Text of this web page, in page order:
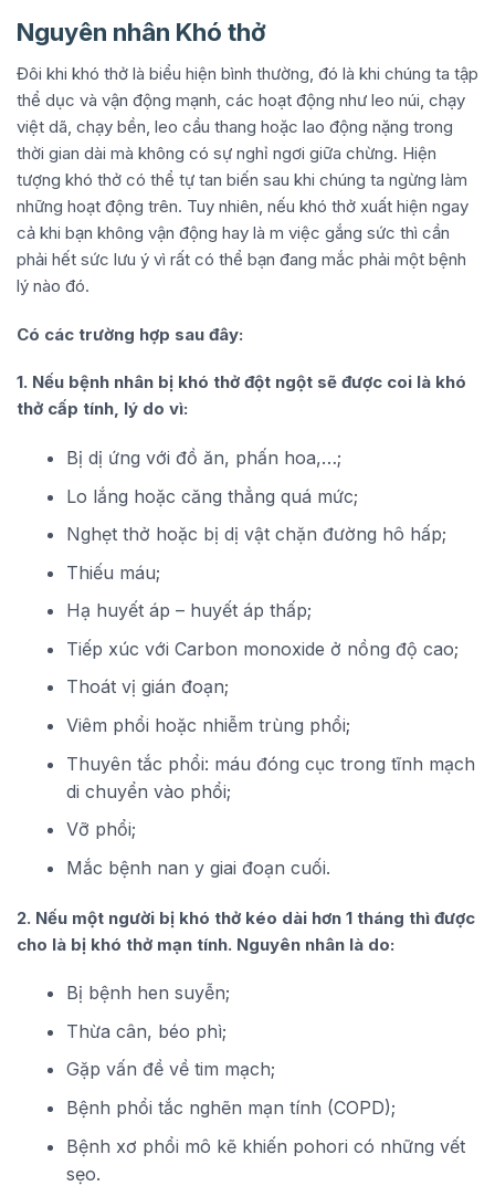
Nguyên nhân Khó thở
Đôi khi khó thở là biểu hiện bình thường, đó là khi chúng ta tập
thể dục và vận động mạnh, các hoạt động như leo núi, chạy
việt dã, chạy bền, leo cầu thang hoặc lao động nặng trong
thời gian dài mà không có sự nghỉ ngơi giữa chừng. Hiện
tượng khó thở có thể tự tan biến sau khi chúng ta ngừng làm
những hoạt động trên. Tuy nhiên, nếu khó thở xuất hiện ngay
cả khi bạn không vận động hay là m việc gắng sức thì cần
phải hết sức lưu ý vì rất có thể bạn đang mắc phải một bệnh
lý nào đó.
Có các trường hợp sau đây:
1. Nếu bệnh nhân bị khó thở đột ngột sẽ được coi là khó
thở cấp tính, lý do vì:
Bị dị ứng với đồ ăn, phấn hoa,…;
Lo lắng hoặc căng thẳng quá mức;
Nghẹt thở hoặc bị dị vật chặn đường hô hấp;
Thiếu máu;
Hạ huyết áp – huyết áp thấp;
Tiếp xúc với Carbon monoxide ở nồng độ cao;
Thoát vị gián đoạn;
Viêm phổi hoặc nhiễm trùng phổi;
Thuyên tắc phổi: máu đóng cục trong tĩnh mạch
di chuyển vào phổi;
Vỡ phổi;
Mắc bệnh nan y giai đoạn cuối.
2. Nếu một người bị khó thở kéo dài hơn 1 tháng thì được
cho là bị khó thở mạn tính. Nguyên nhân là do:
Bị bệnh hen suyễn;
Thừa cân, béo phì;
Gặp vấn đề về tim mạch;
Bệnh phổi tắc nghẽn mạn tính (COPD);
Bệnh xơ phổi mô kẽ khiến pohori có những vết
sẹo.